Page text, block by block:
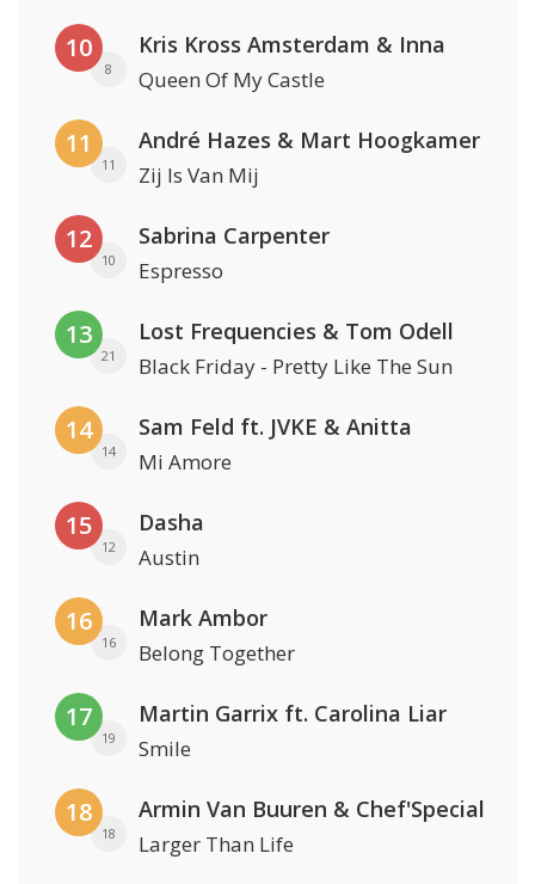
10
8
Kris Kross Amsterdam & Inna
Queen Of My Castle
11
11
André Hazes & Mart Hoogkamer
Zij Is Van Mij
12
10
Sabrina Carpenter
Espresso
13
21
Lost Frequencies & Tom Odell
Black Friday - Pretty Like The Sun
14
14
Sam Feld ft. JVKE & Anitta
Mi Amore
15
12
Dasha
Austin
16
16
Mark Ambor
Belong Together
17
19
Martin Garrix ft. Carolina Liar
Smile
18
18
Armin Van Buuren & Chef'Special
Larger Than Life